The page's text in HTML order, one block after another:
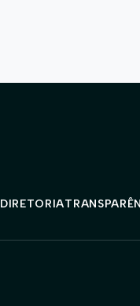
DIRETORIA